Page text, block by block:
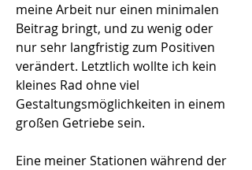
meine Arbeit nur einen minimalen
Beitrag bringt, und zu wenig oder
nur sehr langfristig zum Positiven
verändert. Letztlich wollte ich kein
kleines Rad ohne viel
Gestaltungsmöglichkeiten in einem
großen Getriebe sein.
Eine meiner Stationen während der